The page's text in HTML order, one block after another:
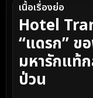
เนื้อเรื่องย่อ
Hotel
“แดรก” ข
มหารักแท้
ป่วน